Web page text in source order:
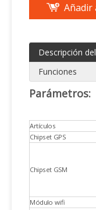
Añadir
Descripción
Funciones
Parámetros:
Artículos
Chipset GPS
Chipset GSM
Módulo wifi